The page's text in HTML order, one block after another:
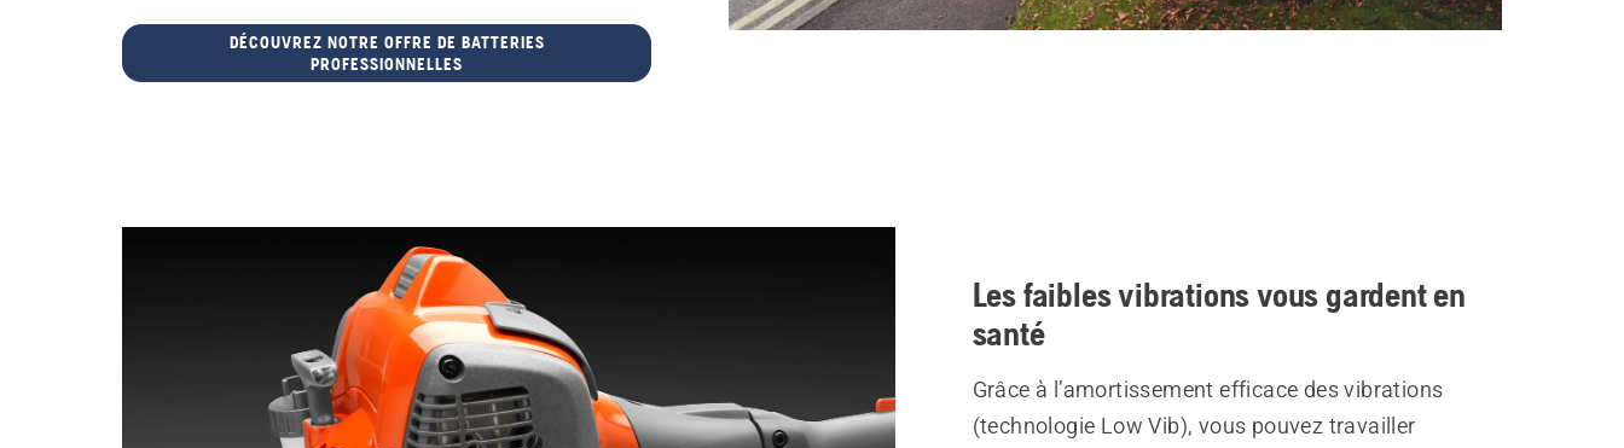
DÉCOUVREZ NOTRE OFFRE DE BATTERIES
PROFESSIONNELLES
Les faibles vibrations vous gardent en
santé
Grâce à l’amortissement efficace des vibrations
(technologie Low Vib), vous pouvez travailler